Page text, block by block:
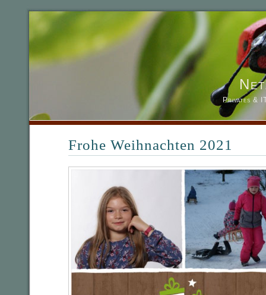
Privates &
Frohe Weihnachten 2021